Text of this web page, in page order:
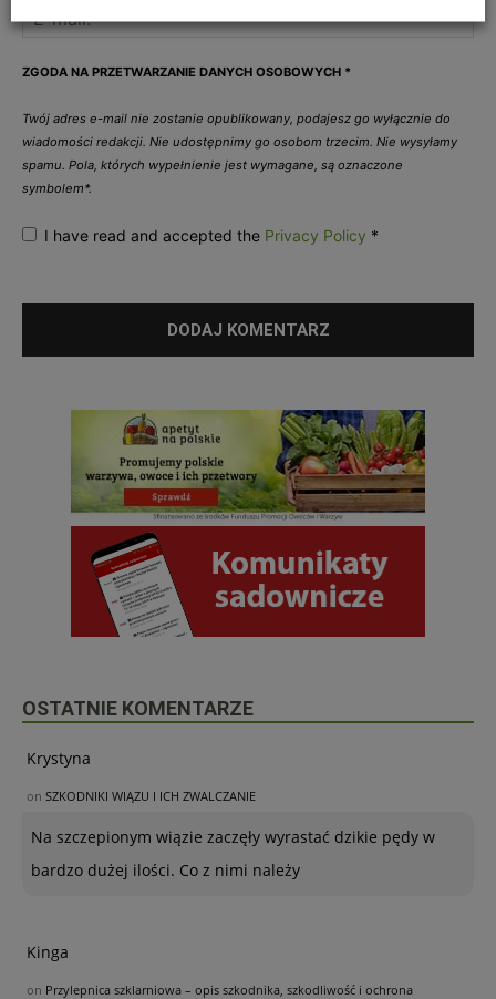
ZGODA NA PRZETWARZANIE DANYCH OSOBOWYCH *
Twój adres e-mail nie zostanie opublikowany, podajesz go wyłącznie do
wiadomości redakcji. Nie udostępnimy go osobom trzecim. Nie wysyłamy
spamu. Pola, których wypełnienie jest wymagane, są oznaczone
symbolem*.
I have read and accepted the Privacy Policy *
OSTATNIE KOMENTARZE
Krystyna
on SZKODNIKI WIĄZU I ICH ZWALCZANIE
Na szczepionym wiązie zaczęły wyrastać dzikie pędy w
bardzo dużej ilości. Co z nimi należy
Kinga
on Przylepnica szklarniowa – opis szkodnika, szkodliwość i ochrona